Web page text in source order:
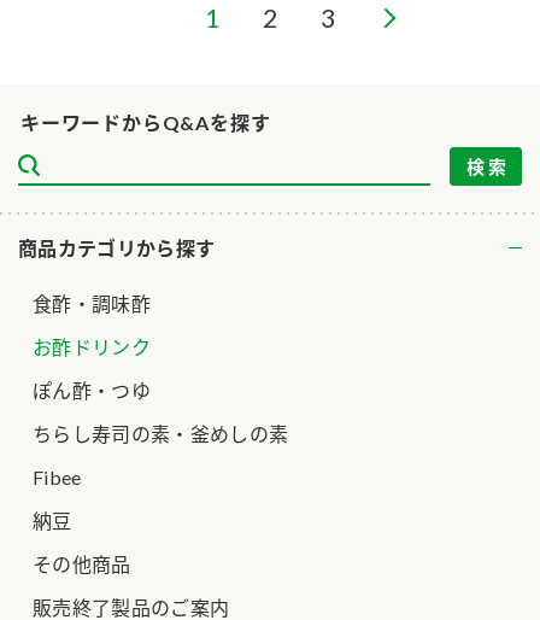
お酢を知ろう！
ぽん酢サワー
納豆の豆知識
鍋奉行マニュアル
ミツカンのCM
ロングセラー商品 ＋ おすすめレシピ
人気商品 ＋ おすすめレシピ
キッザニア東京「ぽん酢工房」
地図から取り扱い店舗を探す
ミツカン公式通販
業務用サイト
キーワードからQ&Aを探す
商品カテゴリから探す
食酢・調味酢
お酢ドリンク
ぽん酢・つゆ
ちらし寿司の素・釜めしの素
Fibee
納豆
その他商品
販売終了製品のご案内
1 2 3